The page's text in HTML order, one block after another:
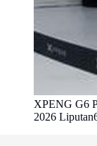
XPENG G6
2026